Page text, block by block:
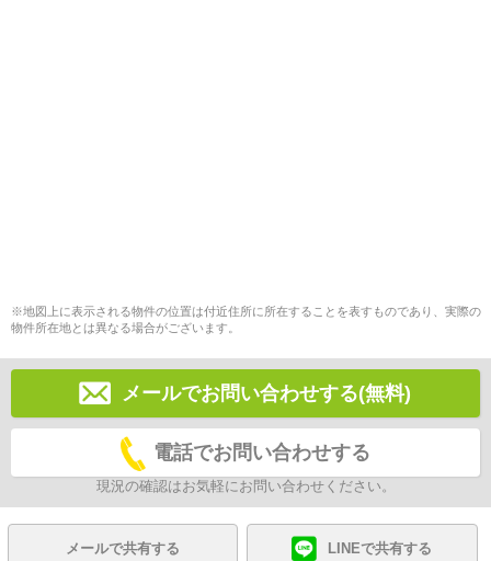
※地図上に表示される物件の位置は付近住所に所在することを表すものであり、実際の
物件所在地とは異なる場合がございます。
メールでお問い合わせする(無料)
電話でお問い合わせする
現況の確認はお気軽にお問い合わせください。
メールで共有する LINEで共有する